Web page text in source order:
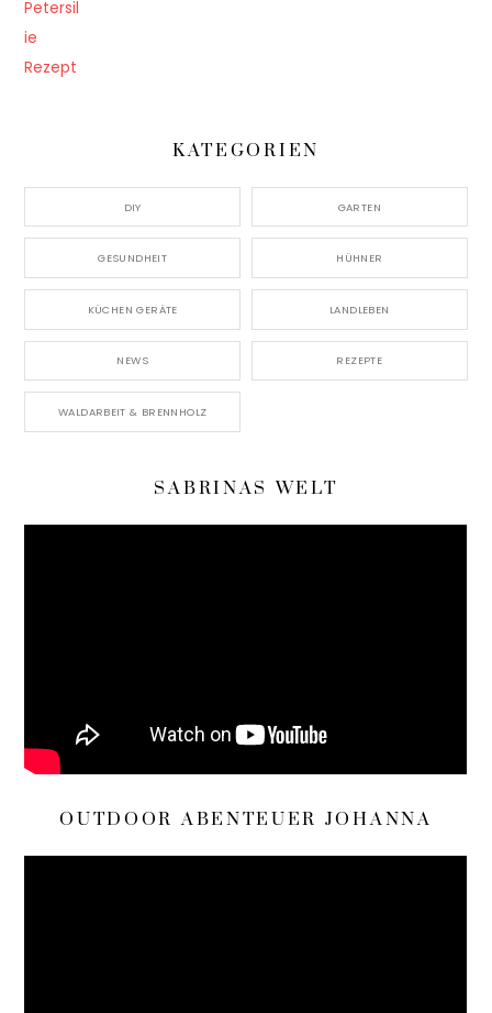
KATEGORIEN
DIY GARTEN
GESUNDHEIT HÜHNER
KÜCHEN GERÄTE LANDLEBEN
NEWS REZEPTE
WALDARBEIT & BRENNHOLZ
SABRINAS WELT
OUTDOOR ABENTEUER JOHANNA